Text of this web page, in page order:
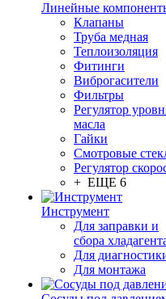
Линейные
Клапаны
Труба медная
Теплоизоляция
Фитинги
Виброгасители
Фильтры
Регулятор
масла
Гайки
Смотровые
Регулятор
+ ЕЩЕ 6
Инструмент
Для заправки и
сбора
Для
Для монтажа